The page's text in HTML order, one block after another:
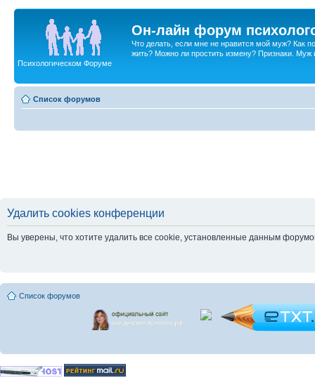
Он-лайн форум
Что делать, если мне не нравится мой муж? Как
жить? Можно ли простить измену? Признаки. Муж
Психологическом Форуме
Список форумов
Удалить cookies конференции
Вы уверены, что хотите удалить все cookie, установленные данным
Список форумов